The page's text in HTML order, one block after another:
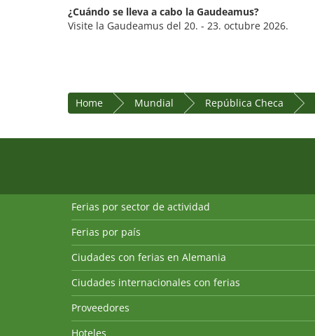
¿Cuándo se lleva a cabo la Gaudeamus?
Visite la Gaudeamus del 20. - 23. octubre 2026.
Home Mundial República Checa
Ferias por sector de actividad
Ferias por país
Ciudades con ferias en Alemania
Ciudades internacionales con ferias
Proveedores
Hoteles